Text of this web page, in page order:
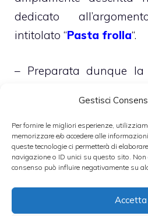
Gestisci
Per fornire le migliori esperienze,
memorizzare e/o accedere alle
queste tecnologie ci permetterà di
navigazione o ID unici su questo sito. Non
consenso può influire negativamente su
Accetta
dedicato
intitolato “Pasta frolla“.
– Preparata dunque
l’impasto in due metà
– La prima la
copriremo con un
marmellata di peperoncini